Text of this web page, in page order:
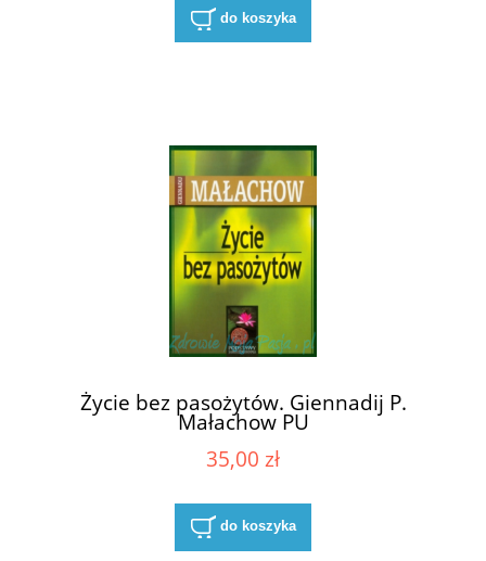
do koszyka
Życie bez pasożytów. Giennadij P.
Małachow PU
35,00 zł
do koszyka